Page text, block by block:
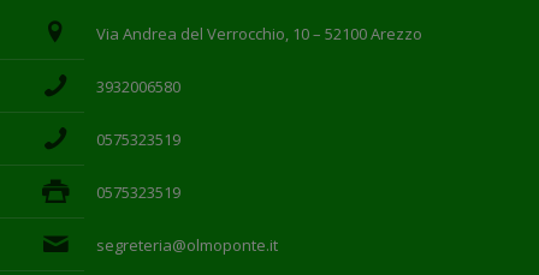
Via Andrea del Verrocchio, 10 – 52100 Arezzo
3932006580
0575323519
0575323519
segreteria@olmoponte.it